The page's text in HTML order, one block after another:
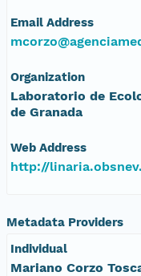
Email Address
Organization
Laboratorio de
de Granada
Web Address
http://
Metadata Providers
Individual
Mariano Corzo